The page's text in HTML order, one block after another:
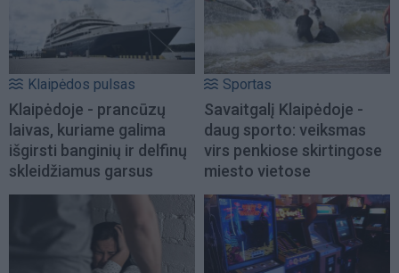
Klaipėdos pulsas
Klaipėdoje - prancūzų
laivas, kuriame galima
išgirsti banginių ir delfinų
skleidžiamus garsus
Sportas
Savaitgalį Klaipėdoje -
daug sporto: veiksmas
virs penkiose skirtingose
miesto vietose